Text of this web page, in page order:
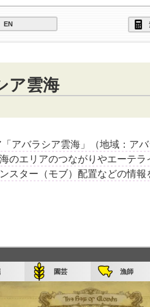
EN
ア雲海
アバラシア雲海」（地域：ア
のエリアのつながりやエーテ
スター（モブ）配置などの情報
園芸 漁師